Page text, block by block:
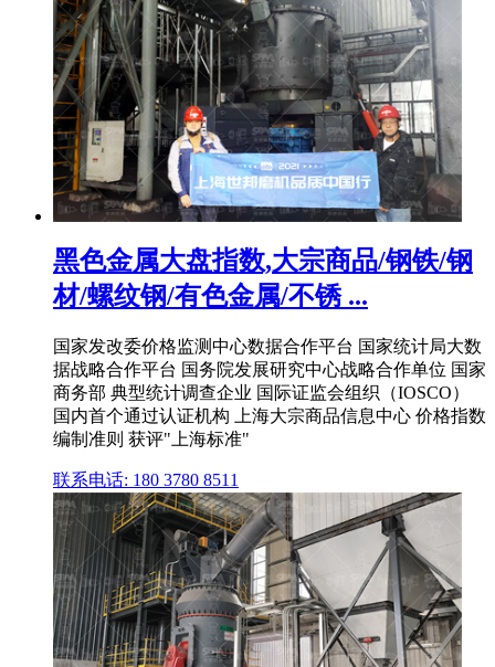
黑色金属大盘指数,大宗商品/钢铁/钢
材/螺纹钢/有色金属/不锈 ...
国家发改委价格监测中心数据合作平台 国家统计局大数
据战略合作平台 国务院发展研究中心战略合作单位 国家
商务部 典型统计调查企业 国际证监会组织（IOSCO）
国内首个通过认证机构 上海大宗商品信息中心 价格指数
编制准则 获评"上海标准"
联系电话: 180 3780 8511